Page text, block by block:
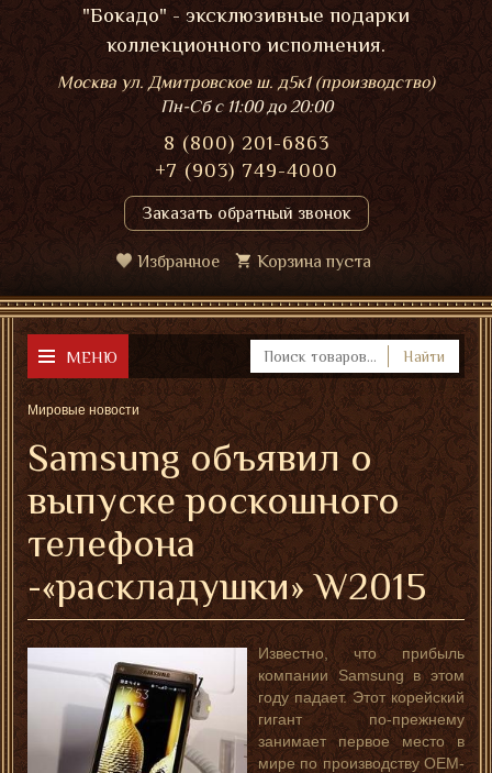
"Бокадо" - эксклюзивные подарки
коллекционного исполнения.
Москва ул. Дмитровское ш. д5к1 (производство)
Пн-Сбс 11:00 до 20:00
8 (800) 201-6863
+7 (903) 749-4000
Заказать обратный звонок
Избранное Корзина пуста
МЕНЮ Найти
Мировые новости
Samsung объявил о
выпуске роскошного
телефона
-«раскладушки» W2015
Известно, что прибыль
компании Samsung в этом
году падает. Этот корейский
гигант по-прежнему
занимает первое место в
мире по производству OEM-